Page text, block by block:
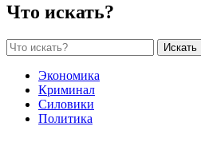
Что искать?
Искать
Экономика
Криминал
Силовики
Политика